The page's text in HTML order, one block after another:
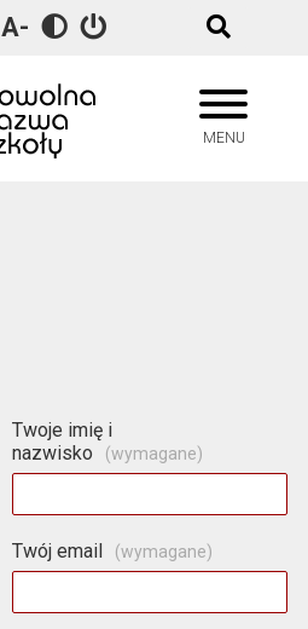
A-
MENU
Formularz
kontaktowy
Twoje imię i
nazwisko
(wymagane)
Twój email (wymagane)